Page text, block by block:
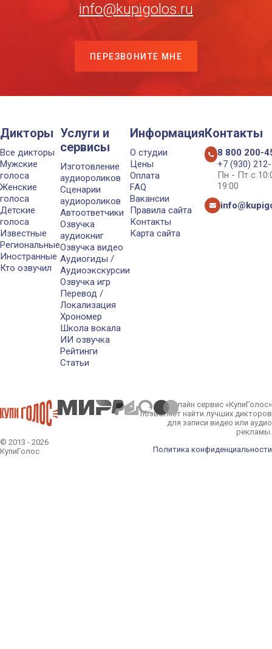
info@kupigolos.ru
ПЕРЕЗВОНИТЕ МНЕ
Дикторы
Все дикторы
Мужские
голоса
Женские
голоса
Детские
голоса
Известные
Региональные
Иностранные
Кто озвучил
Услуги и
сервисы
Изготовление
аудиороликов
Сценарии
аудиороликов
Автоответчики
Озвучка
аудиокниг
Озвучка видео
Аудиогиды /
Аудиоэкскурсии
Озвучка игр
Перевод /
Локализация
Хрономер
Школа вокала
ИИ озвучка
Рейтинги
Статьи
Информация
О студии
Цены
Оплата
FAQ
Вакансии
Правила сайта
Контакты
Карта сайта
Контакты
8 800 200-
+7 (930)
Пн - Пт с
19:00
© 2013 - 2026
КупиГолос
Онлайн сервис «КупиГолос»
позволяет найти лучших дикторов
для записи видео или аудио
рекламы.
Политика конфиденциальности